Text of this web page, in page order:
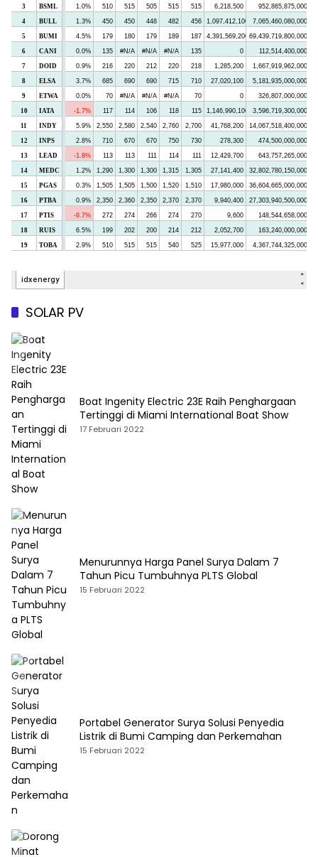
SOLAR PV
Boat Ingenity Electric 23E Raih Penghargaan
Tertinggi di Miami International Boat Show
17 Februari 2022
Menurunnya Harga Panel Surya Dalam 7
Tahun Picu Tumbuhnya PLTS Global
15 Februari 2022
Portabel Generator Surya Solusi Penyedia
Listrik di Bumi Camping dan Perkemahan
15 Februari 2022